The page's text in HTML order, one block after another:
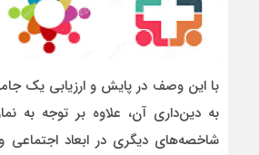
با این وصف در پایش و ارزیابی یک
به دین‌داری آن، علاوه بر توجه به
شاخصه‌های دیگری در ابعاد اجتماعی